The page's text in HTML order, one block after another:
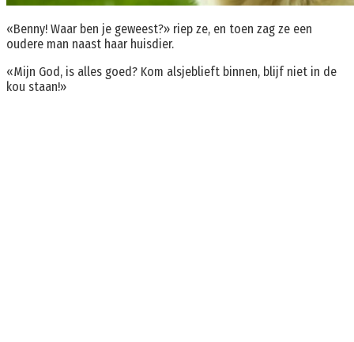
«Benny! Waar ben je geweest?» riep ze, en toen zag ze een
oudere man naast haar huisdier.
«Mijn God, is alles goed? Kom alsjeblieft binnen, blijf niet in de
kou staan!»